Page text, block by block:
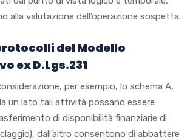
alla valutazione dell’operazione sospetta.
del Modello
ex D.Lgs.231
per esempio, lo schema A,
un lato tali attività possano essere
di disponibilità finanziarie di
dall’altro consentono di abbattere